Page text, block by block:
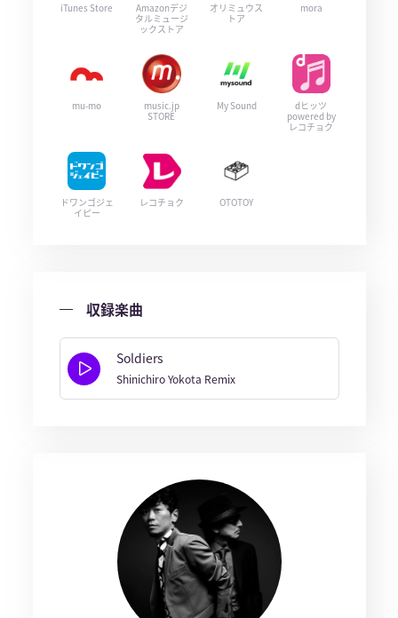
iTunes Store
Amazonデジ
タルミュージ
ックストア
オリミュウス
トア
mora
mu-mo
music.jp
STORE
My Sound
dヒッツ
powered by
レコチョク
ドワンゴジェ
イピー
レコチョク OTOTOY
収録楽曲
Soldiers
Shinichiro Yokota Remix